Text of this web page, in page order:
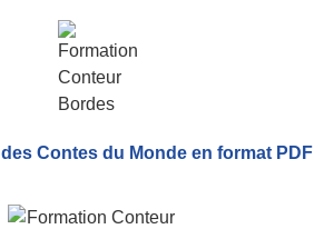
des Contes du Monde en format PDF